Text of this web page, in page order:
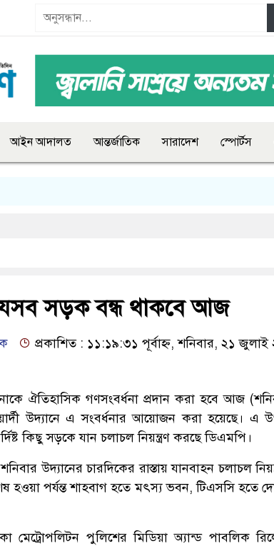
আইন আদালত আন্তর্জাতিক সারাদেশ স্পোর্টস
সড়ক বন্ধ থাকবে আজ
প্রকাশিত : ১১:১৯:৩১ পূর্বাহ্ন, শনিবার, ২১
ঐতিহাসিক গণসংবর্ধনা প্রদান করা হবে আজ
উদ্যানে এ সংবর্ধনার আয়োজন করা হয়েছে।
কিছু সড়কে যান চলাচল নিয়ন্ত্রণ করছে ডিএমপি।
উদ্যানের চারদিকের রাস্তায় যানবাহন চলাচল
হওয়া পর্যন্ত শাহবাগ হতে মৎস্য ভবন, টিএসসি হতে
মেট্রোপলিটন পুলিশের মিডিয়া অ্যান্ড পাবলিক